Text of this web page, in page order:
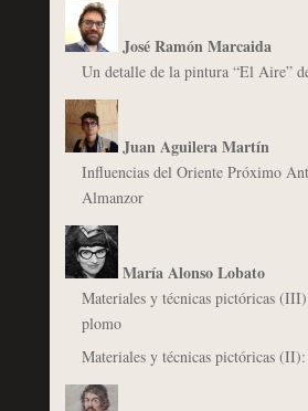
José Ramón Marcaida
Un detalle de la pintura “El Aire”
Juan Aguilera Martín
Influencias del Oriente Próximo
Almanzor
María Alonso Lobato
Materiales y técnicas pictóricas
plomo
Materiales y técnicas pictóricas